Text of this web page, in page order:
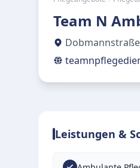
Team N
Leistungen &